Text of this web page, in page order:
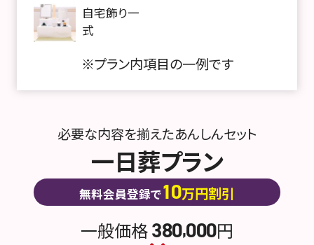
自宅飾り一
式
※プラン内項目の一例です
必要な内容を揃えたあんしんセット
一日葬プラン
無料会員登録で10万円割引
一般価格380,000円